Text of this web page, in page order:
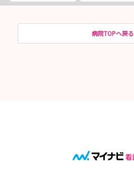
病院TOPへ戻る